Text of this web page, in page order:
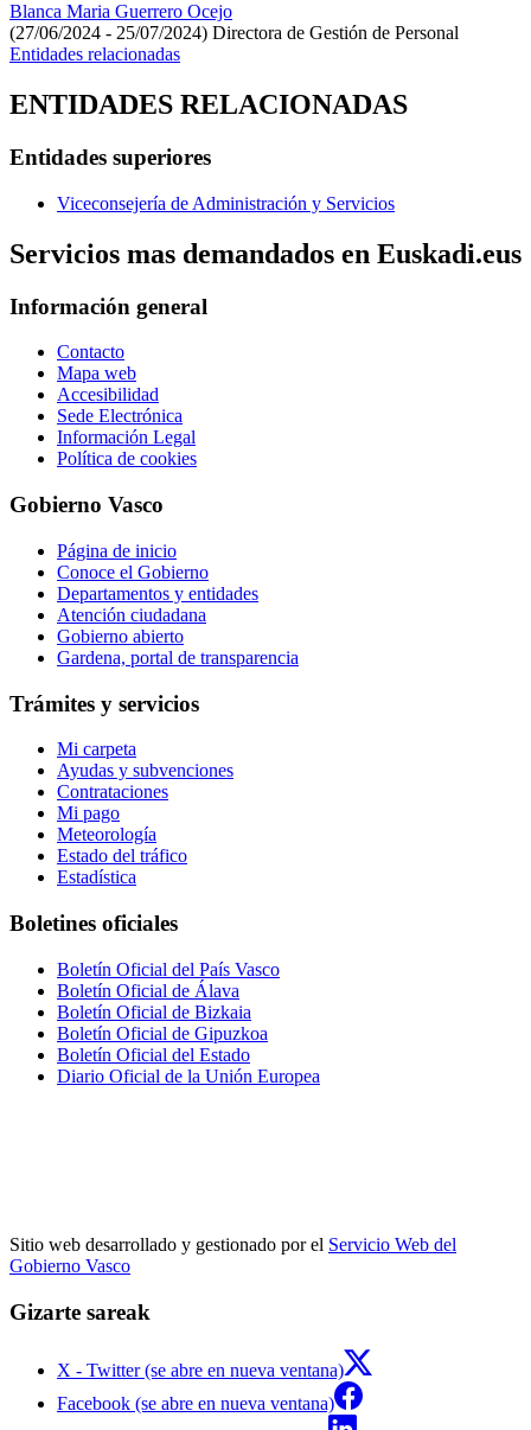
Blanca Maria Guerrero Ocejo
(27/06/2024 - 25/07/2024) Directora de Gestión de Personal
Entidades relacionadas
ENTIDADES RELACIONADAS
Entidades superiores
Viceconsejería de Administración y Servicios
Servicios mas demandados en Euskadi.eus
Información general
Contacto
Mapa web
Accesibilidad
Sede Electrónica
Información Legal
Política de cookies
Gobierno Vasco
Página de inicio
Conoce el Gobierno
Departamentos y entidades
Atención ciudadana
Gobierno abierto
Gardena, portal de transparencia
Trámites y servicios
Mi carpeta
Ayudas y subvenciones
Contrataciones
Mi pago
Meteorología
Estado del tráfico
Estadística
Boletines oficiales
Boletín Oficial del País Vasco
Boletín Oficial de Álava
Boletín Oficial de Bizkaia
Boletín Oficial de Gipuzkoa
Boletín Oficial del Estado
Diario Oficial de la Unión Europea
Sitio web desarrollado y gestionado por el Servicio Web del
Gobierno Vasco
Gizarte sareak
X - Twitter (se abre en nueva ventana)
Facebook (se abre en nueva ventana)